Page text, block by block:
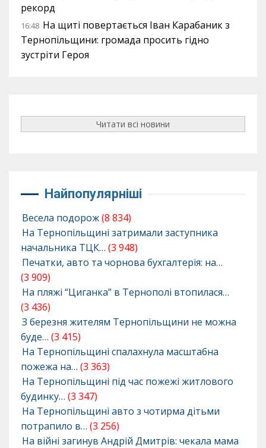
рекорд
16:48 На щиті повертається Іван Карабаник з
Тернопільщини: громада просить гідно
зустріти Героя
Читати всі новини
Найпопулярніші
Весела подорож(8 834)
На Тернопільщині затримали заступника
начальника ТЦК… (3 948)
Печатки, авто та чорнова бухгалтерія: на…
(3 909)
На пляжі “Циганка” в Тернополі втопилася…
(3 436)
З березня жителям Тернопільщини не можна
буде… (3 415)
На Тернопільщині спалахнула масштабна
пожежа на… (3 363)
На Тернопільщині під час пожежі житлового
будинку… (3 347)
На Тернопільщині авто з чотирма дітьми
потрапило в… (3 256)
На війні загинув Андрій Дмитрів: чекала мама